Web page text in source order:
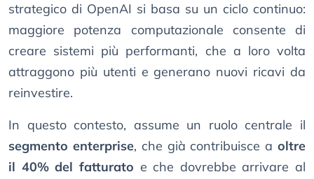
strategico di OpenAI si basa su un ciclo continuo:
maggiore potenza computazionale consente di
creare sistemi più performanti, che a loro volta
attraggono più utenti e generano nuovi ricavi da
reinvestire.
In questo contesto, assume un ruolo centrale il
segmento enterprise, che già contribuisce aoltre
il 40% del fatturato e che dovrebbe arrivare al